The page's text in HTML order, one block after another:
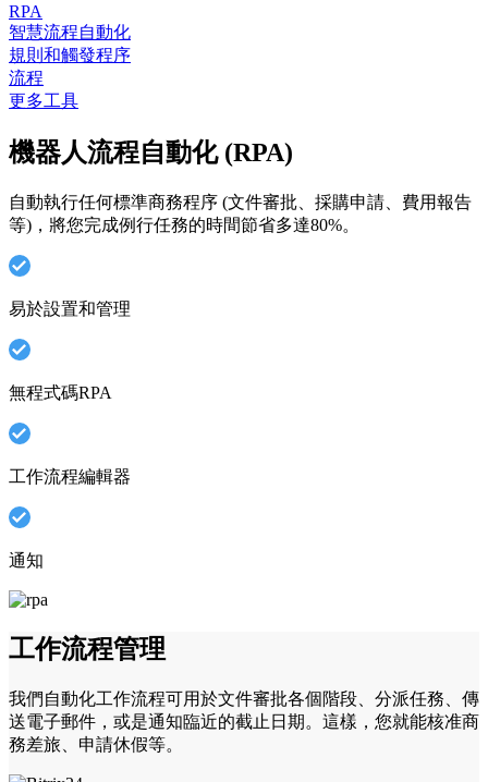
RPA
智慧流程自動化
規則和觸發程序
流程
更多工具
機器人流程自動化 (RPA)
自動執行任何標準商務程序 (文件審批、採購申請、費用報告
等)，將您完成例行任務的時間節省多達80%。
易於設置和管理
無程式碼RPA
工作流程編輯器
通知
工作流程管理
我們自動化工作流程可用於文件審批各個階段、分派任務、傳
送電子郵件，或是通知臨近的截止日期。這樣，您就能核准商
務差旅、申請休假等。